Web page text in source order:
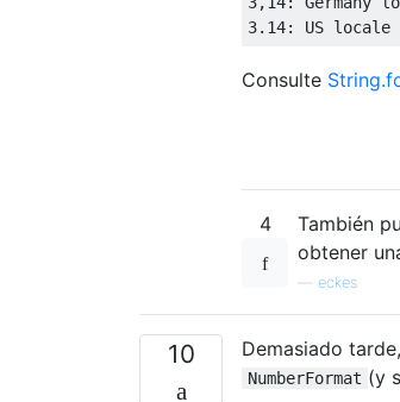
3.14: US locale
Consulte
4 También
obtener
eckes
10 Demasiado
NumberFormat (y